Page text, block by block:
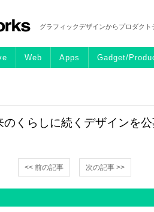
グラフィックデザインからプロダク
Web Apps Gadget/
くらしに続くデザインを
<< 前の記事 次の記事 >>